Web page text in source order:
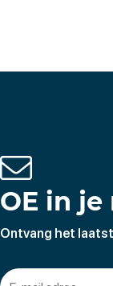
OE in
Ontvang het